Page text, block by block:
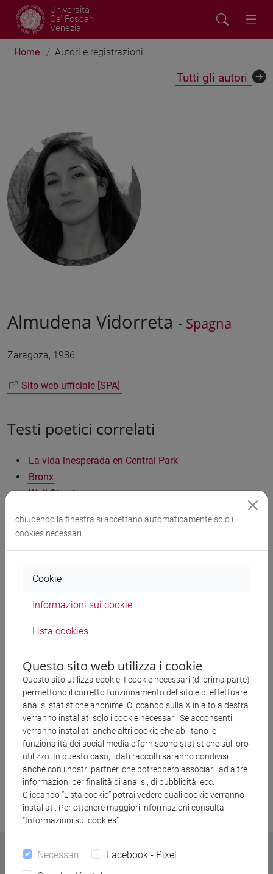
Università
Ca' Foscari
Venezia
Home Autori e registrazioni
Tutti gli autori
Almudena Vidorreta - Spagna
Zaragoza, 1986
Sito web ufficiale [SPA]
Testi poetici correlati
La vida inesperada en Central Park
Bronx
Wall Street
JFK
Tierra de Jauja
Lectura en llamas
Latet anguis in herba
Rabia
Golpe
Posible canción para una paloma cualquiera
Como esas palabras desconocidas
Cuando quedan posos de café
Como aquel hambre salvaje al que nos aferramos
En otro lugar se quedó desnuda
chiudendo la finestra si accettano automaticamente solo i
cookies necessari
Cookie
Informazioni sui cookie
Lista cookies
Questo sito web utilizza i cookie
Questo sito utilizza cookie. I cookie necessari (di prima parte)
permettono il corretto funzionamento del sito e di effettuare
analisi statistiche anonime. Cliccando sulla X in alto a destra
verranno installati solo i cookie necessari. Se acconsenti,
verranno installati anche altri cookie che abilitano le
funzionalità dei social media e forniscono statistiche sul loro
utilizzo. In questo caso, i dati raccolti saranno condivisi
anche con i nostri partner, che potrebbero associarli ad altre
informazioni per finalità di analisi, di pubblicità, ecc.
Cliccando “Lista cookie” potrai vedere quali cookie verranno
installati. Per ottenere maggiori informazioni consulta
“Informazioni sui cookies”.
Necessari
Facebook - Pixel